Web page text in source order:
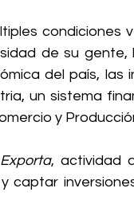
condiciones
de su gente,
del país, las
un sistema
y
, actividad
captar